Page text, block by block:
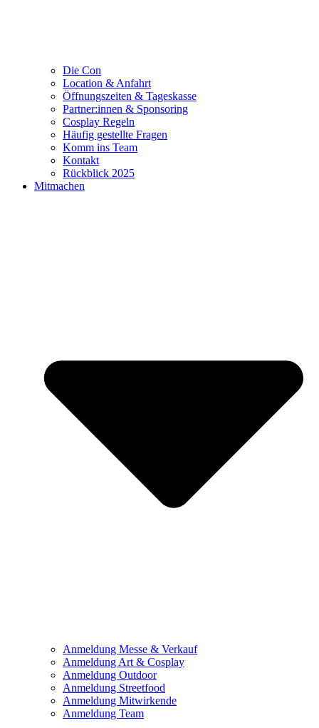
Die Con
Location & Anfahrt
Öffnungszeiten & Tageskasse
Partner:innen & Sponsoring
Cosplay Regeln
Häufig gestellte Fragen
Komm ins Team
Kontakt
Rückblick 2025
Mitmachen
Anmeldung Messe & Verkauf
Anmeldung Art & Cosplay
Anmeldung Outdoor
Anmeldung Streetfood
Anmeldung Mitwirkende
Anmeldung Team